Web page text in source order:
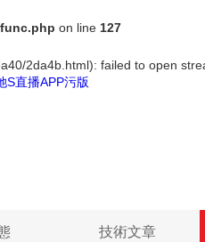
on line 127
2da4b.html): failed to open
S直播APP污版
技術文章